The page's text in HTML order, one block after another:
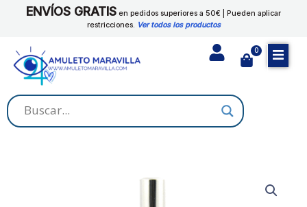
ENVÍOS GRATIS en pedidos superiores a 50€ | Pueden aplicar
restricciones. Ver todos los productos
0
Cart
LOTERIA